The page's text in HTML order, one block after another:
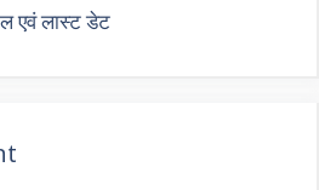
एवं लास्ट डेट